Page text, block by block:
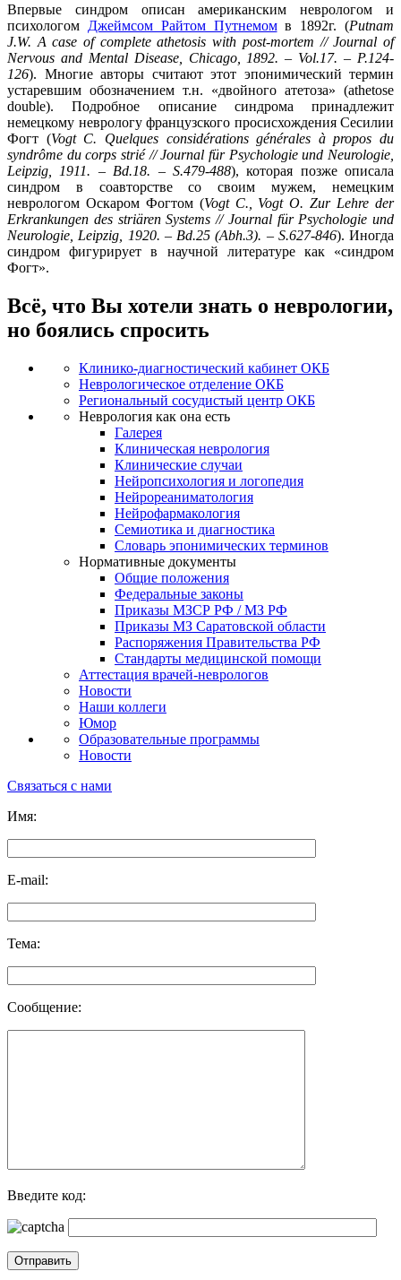
Впервые синдром описан американским неврологом и
психологом Джеймсом Райтом Путнемомв 1892г. (Putnam
J.W. A case of complete athetosis with post-mortem // Journal of
Nervous and Mental Disease, Chicago, 1892. – Vol.17. – P.124-
126). Многие авторы считают этот эпонимический термин
устаревшим обозначением т.н. «двойного атетоза» (athetose
double). Подробное описание синдрома принадлежит
немецкому неврологу французского просисхождения Сесилии
Фогт (Vogt C. Quelques considérations générales à propos du
syndrôme du corps strié // Journal für Psychologie und Neurologie,
Leipzig, 1911. – Bd.18. – S.479-488), которая позже описала
синдром в соавторстве со своим мужем, немецким
неврологом Оскаром Фогтом (Vogt C., Vogt O. Zur Lehre der
Erkrankungen des striären Systems // Journal für Psychologie und
Neurologie, Leipzig, 1920. – Bd.25 (Abh.3). – S.627-846). Иногда
синдром фигурирует в научной литературе как «синдром
Фогт».
Всё, что Вы хотели знать о неврологии,
но боялись спросить
Клинико-диагностический кабинет ОКБ
Неврологическое отделение ОКБ
Региональный сосудистый центр ОКБ
Неврология как она есть
Галерея
Клиническая неврология
Клинические случаи
Нейропсихология и логопедия
Нейрореаниматология
Нейрофармакология
Семиотика и диагностика
Словарь эпонимических терминов
Нормативные документы
Общие положения
Федеральные законы
Приказы МЗСР РФ / МЗ РФ
Приказы МЗ Саратовской области
Распоряжения Правительства РФ
Стандарты медицинской помощи
Аттестация врачей-неврологов
Новости
Наши коллеги
Юмор
Образовательные программы
Новости
Связаться с нами
Имя:
E-mail:
Тема:
Сообщение:
Введите код: